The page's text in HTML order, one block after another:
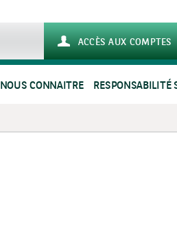
ACCÈS AUX COMPTES
NOUS CONNAITRE RESPONSABILITÉ